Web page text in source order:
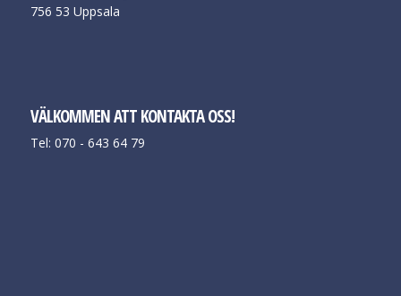
756 53 Uppsala
VÄLKOMMEN ATT KONTAKTA OSS!
Tel: 070 - 643 64 79